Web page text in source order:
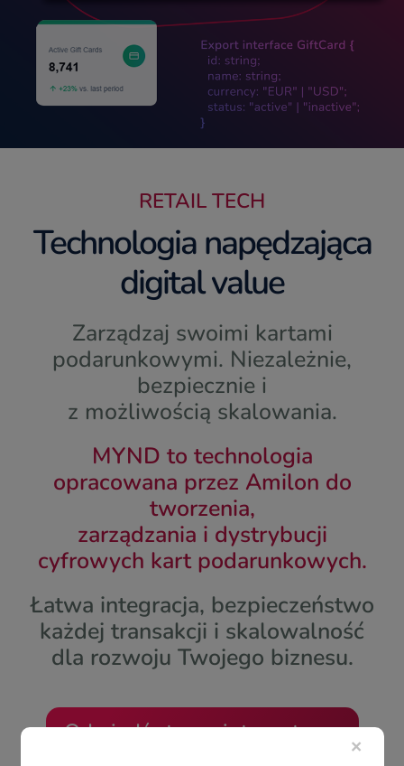
RETAIL TECH
Technologia napędzająca
digital value
Zarządzaj swoimi kartami
podarunkowymi. Niezależnie,
bezpiecznie i
z możliwością skalowania.
MYND to technologia
opracowana przez Amilon do
tworzenia,
zarządzania i dystrybucji
cyfrowych kart podarunkowych.
Łatwa integracja, bezpieczeństwo
każdej transakcji i skalowalność
dla rozwoju Twojego biznesu.
Odwiedź stronę internetową ×